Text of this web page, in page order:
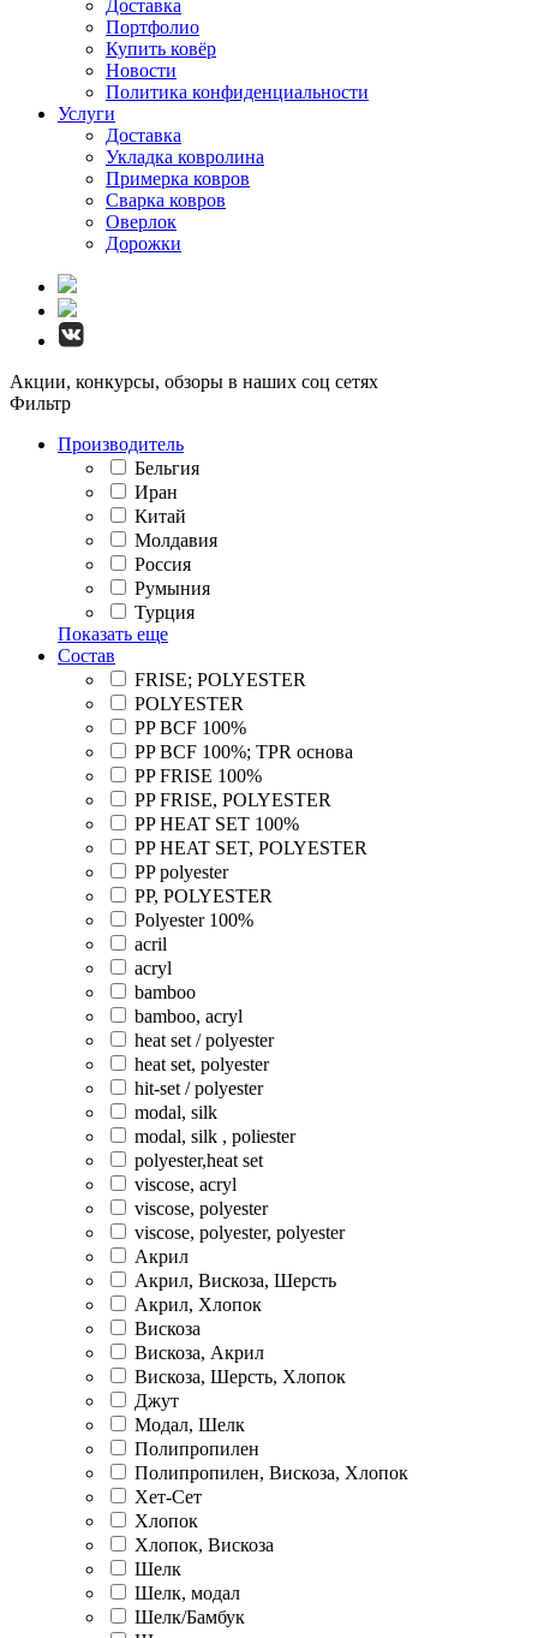
Доставка
Портфолио
Купить ковёр
Новости
Политика конфиденциальности
Услуги
Доставка
Укладка ковролина
Примерка ковров
Сварка ковров
Оверлок
Дорожки
Акции, конкурсы, обзоры в наших соц сетях
Фильтр
Производитель
Бельгия
Иран
Китай
Молдавия
Россия
Румыния
Турция
Показать еще
Состав
FRISE; POLYESTER
POLYESTER
PP BCF 100%
PP BCF 100%; TPR основа
PP FRISE 100%
PP FRISE, POLYESTER
PP HEAT SET 100%
PP HEAT SET, POLYESTER
PP polyester
PP, POLYESTER
Polyester 100%
acril
acryl
bamboo
bamboo, acryl
heat set / polyester
heat set, polyester
hit-set / polyester
modal, silk
modal, silk , poliester
polyester,heat set
viscose, acryl
viscose, polyester
viscose, polyester, polyester
Акрил
Акрил, Вискоза, Шерсть
Акрил, Хлопок
Вискоза
Вискоза, Акрил
Вискоза, Шерсть, Хлопок
Джут
Модал, Шелк
Полипропилен
Полипропилен, Вискоза, Хлопок
Хет-Сет
Хлопок
Хлопок, Вискоза
Шелк
Шелк, модал
Шелк/Бамбук